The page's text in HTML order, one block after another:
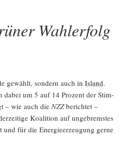
Wahlerfolg
gewählt, son­dern auch in Island.
dabei um 5 auf 14 Pro­zent der Stim­
– wie auch die NZZberich­tet –
Koali­ti­on auf unge­brems­tes
und für die Ener­gie­er­zeu­gung ger­ne